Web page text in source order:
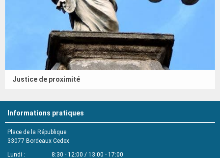
Justice de proximité
Informations pratiques
Place de la République
33077 Bordeaux Cedex
Lundi
8:30 - 12:00 / 13:00 - 17:00